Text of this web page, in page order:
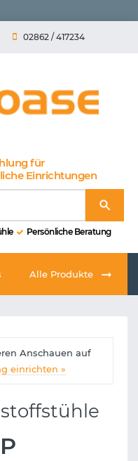
02862 / 417234
für
Einrichtungen
Persönliche Beratung
Alle Produkte
Anschauen auf
einrichten »